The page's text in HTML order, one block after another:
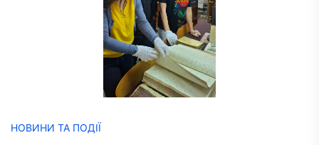
НОВИНИ ТА ПОДІЇ